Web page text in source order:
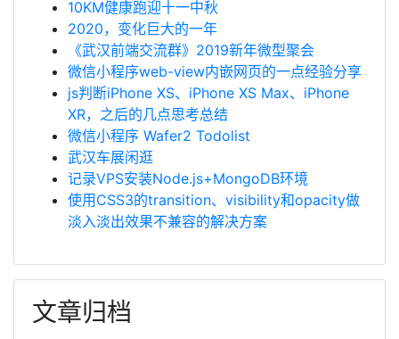
10KM健康跑迎十一中秋
2020，变化巨大的一年
《武汉前端交流群》2019新年微型聚会
微信小程序web-view内嵌网页的一点经验分享
js判断iPhone XS、iPhone XS Max、iPhone
XR，之后的几点思考总结
微信小程序 Wafer2 Todolist
武汉车展闲逛
记录VPS安装Node.js+MongoDB环境
使用CSS3的transition、visibility和opacity做
淡入淡出效果不兼容的解决方案
文章归档